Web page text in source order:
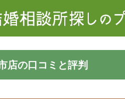
店の口コミと評判